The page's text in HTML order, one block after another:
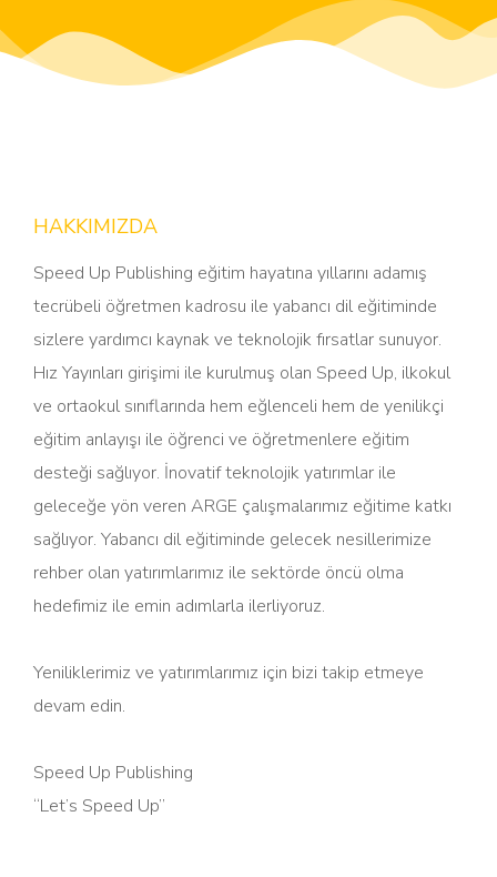
HAKKIMIZDA
Speed Up Publishing eğitim hayatına yıllarını adamış
tecrübeli öğretmen kadrosu ile yabancı dil eğitiminde
sizlere yardımcı kaynak ve teknolojik fırsatlar sunuyor.
Hız Yayınları girişimi ile kurulmuş olan Speed Up, ilkokul
ve ortaokul sınıflarında hem eğlenceli hem de yenilikçi
eğitim anlayışı ile öğrenci ve öğretmenlere eğitim
desteği sağlıyor. İnovatif teknolojik yatırımlar ile
geleceğe yön veren ARGE çalışmalarımız eğitime katkı
sağlıyor. Yabancı dil eğitiminde gelecek nesillerimize
rehber olan yatırımlarımız ile sektörde öncü olma
hedefimiz ile emin adımlarla ilerliyoruz.
Yeniliklerimiz ve yatırımlarımız için bizi takip etmeye
devam edin.
Speed Up Publishing
“Let’s Speed Up”